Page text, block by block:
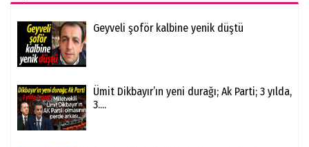
Geyveli şoför kalbine yenik düştü
Ümit Dikbayır’ın yeni durağı; Ak Parti; 3 yılda,
3....